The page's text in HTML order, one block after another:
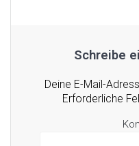
Schreibe
Deine E-Mail-
Erforderliche